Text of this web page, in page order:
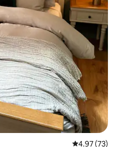
レビュー73
4.97 (73)